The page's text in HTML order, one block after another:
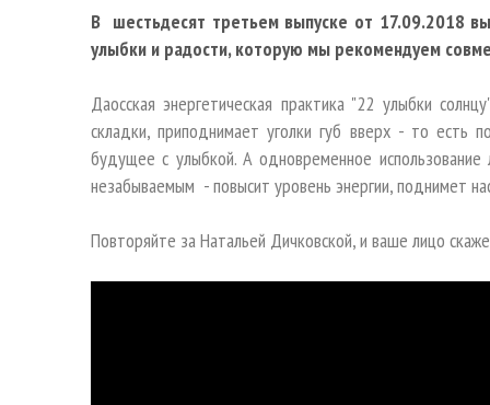
В шестьдесят третьем выпуске от 17.09.2018
улыбки и радости, которую мы рекомендуем
Даосская энергетическая практика "22 улыбки
складки, приподнимает уголки губ вверх - то есть
будущее с улыбкой. А одновременное
незабываемым - повысит уровень энергии, поднимет
Повторяйте за Натальей Дичковской, и ваше лицо